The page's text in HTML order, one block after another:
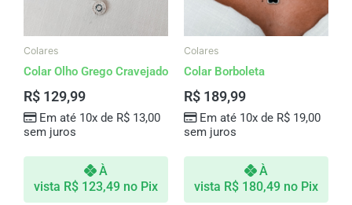
Colares
Colar Olho Grego Cravejado
R$ 129,99
Em até 10x de R$13,00
sem juros
À
vista R$ 123,49 no Pix
Colares
Colar Borboleta
R$ 189,99
Em até 10x de R$19,00
sem juros
À
vista R$ 180,49 no Pix